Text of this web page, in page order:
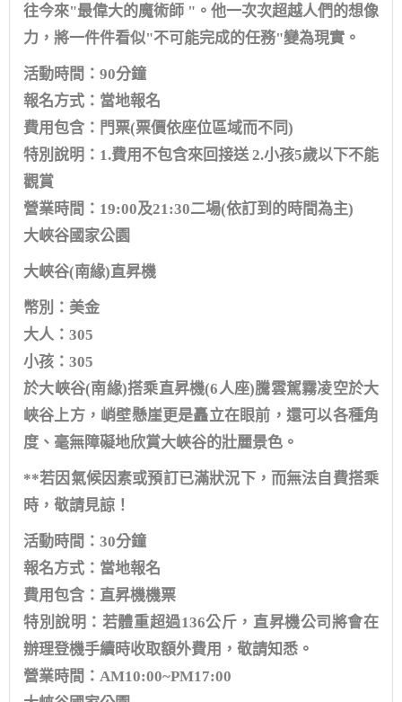
往今來"最偉大的魔術師 "。他一次次超越人們的想像
力，將一件件看似"不可能完成的任務"變為現實。
活動時間：90分鐘
報名方式：當地報名
費用包含：門票(票價依座位區域而不同)
特別說明：1.費用不包含來回接送 2.小孩5歲以下不能
觀賞
營業時間：19:00及21:30二場(依訂到的時間為主)
大峽谷國家公園
大峽谷(南緣)直昇機
幣別：美金
大人：305
小孩：305
於大峽谷(南緣)搭乘直昇機(6人座)騰雲駕霧凌空於大
峽谷上方，峭壁懸崖更是矗立在眼前，還可以各種角
度、毫無障礙地欣賞大峽谷的壯麗景色。
**若因氣候因素或預訂已滿狀況下，而無法自費搭乘
時，敬請見諒！
活動時間：30分鐘
報名方式：當地報名
費用包含：直昇機機票
特別說明：若體重超過136公斤，直昇機公司將會在
辦理登機手續時收取額外費用，敬請知悉。
營業時間：AM10:00~PM17:00